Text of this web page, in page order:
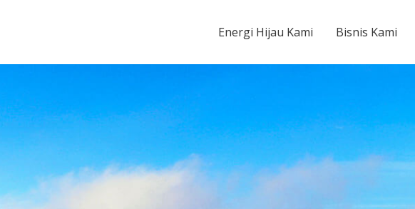
Energy TbkEnergi Hijau Kami Bisnis Kami